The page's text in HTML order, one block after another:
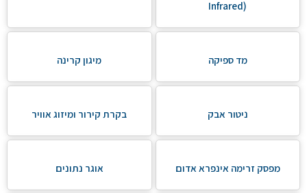
Infrared)
מד ספיקה מיגון קרינה
ניטור אבק בקרת קירור ומיזוג אוויר
מפסק זרימה אינפרא אדום אוגר נתונים